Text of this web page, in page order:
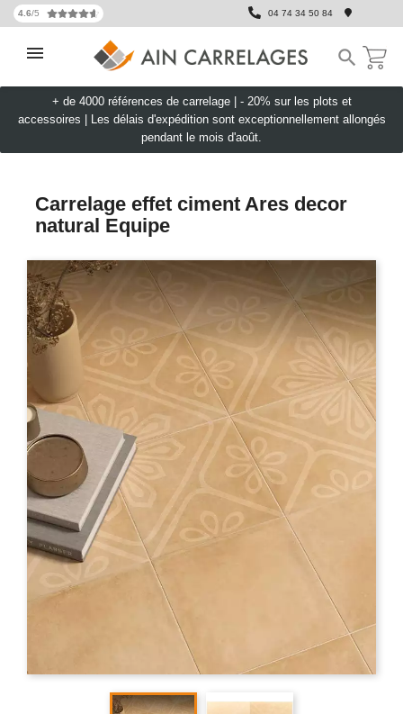
4.6/5 04 74 34 50 84

+ de 4000 références de carrelage | - 20% sur les plots et
accessoires
Les délais d'expédition sont exceptionnellement allongés
pendant le mois d'août.
Carrelage effet ciment Ares decor
natural Equipe